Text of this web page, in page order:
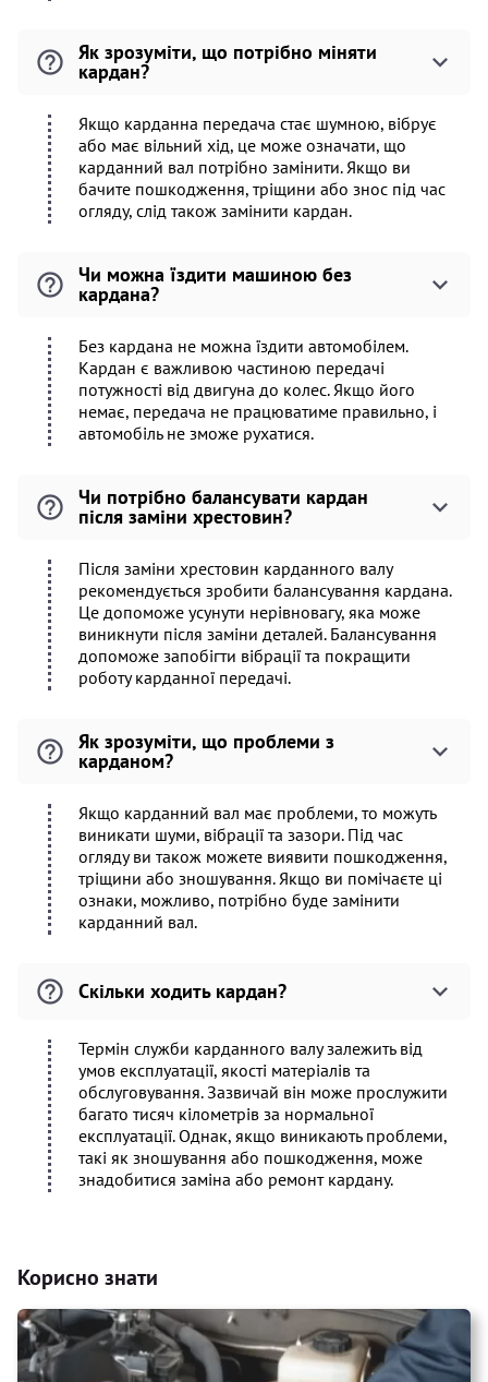
Як зрозуміти, що потрібно міняти
кардан?
Якщо карданна передача стає шумною, вібрує
або має вільний хід, це може означати, що
карданний вал потрібно замінити. Якщо ви
бачите пошкодження, тріщини або знос під час
огляду, слід також замінити кардан.
Чи можна їздити машиною без
кардана?
Без кардана не можна їздити автомобілем.
Кардан є важливою частиною передачі
потужності від двигуна до колес. Якщо його
немає, передача не працюватиме правильно, і
автомобіль не зможе рухатися.
Чи потрібно балансувати кардан
після заміни хрестовин?
Після заміни хрестовин карданного валу
рекомендується зробити балансування кардана.
Це допоможе усунути нерівновагу, яка може
виникнути після заміни деталей. Балансування
допоможе запобігти вібрації та покращити
роботу карданної передачі.
Як зрозуміти, що проблеми з
карданом?
Якщо карданний вал має проблеми, то можуть
виникати шуми, вібрації та зазори. Під час
огляду ви також можете виявити пошкодження,
тріщини або зношування. Якщо ви помічаєте ці
ознаки, можливо, потрібно буде замінити
карданний вал.
Скільки ходить кардан?
Термін служби карданного валу залежить від
умов експлуатації, якості матеріалів та
обслуговування. Зазвичай він може прослужити
багато тисяч кілометрів за нормальної
експлуатації. Однак, якщо виникають проблеми,
такі як зношування або пошкодження, може
знадобитися заміна або ремонт кардану.
Корисно знати